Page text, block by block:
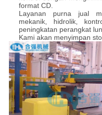
format CD.
Layanan purna jual
mekanik, hidrolik,
peningkatan perangkat
Kami akan menyimpan